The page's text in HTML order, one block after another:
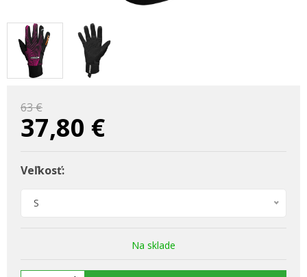
63 €
37,80 €
Veľkosť:
S
Na sklade